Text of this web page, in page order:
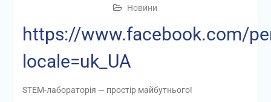
Новини
https://www.facebook.com/
locale=uk_UA
STEM-лабораторія — простір майбутнього!